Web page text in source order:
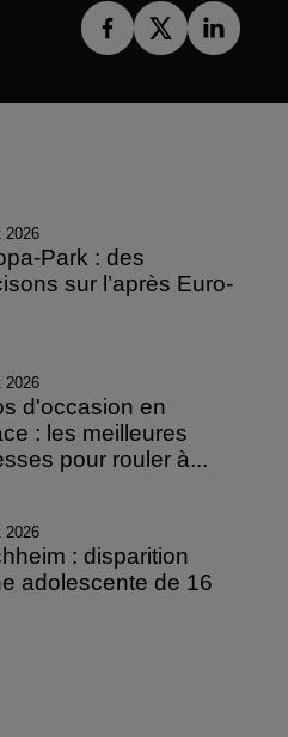
2026
Park : des
sur l’après Euro-
2026
d'occasion en
: les meilleures
pour rouler à...
2026
: disparition
adolescente de 16